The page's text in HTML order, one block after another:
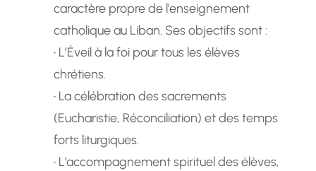
caractère propre de l’enseignement
catholique au Liban. Ses objectifs sont :
• L’Éveil à la foi pour tous les élèves
chrétiens.
• La célébration des sacrements
(Eucharistie, Réconciliation) et des temps
forts liturgiques.
• L’accompagnement spirituel des élèves,